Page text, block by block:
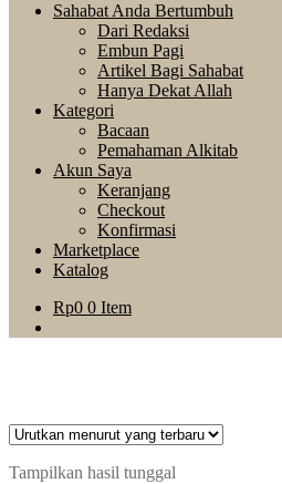
Sahabat Anda Bertumbuh
Dari Redaksi
Embun Pagi
Artikel Bagi Sahabat
Hanya Dekat Allah
Kategori
Bacaan
Pemahaman Alkitab
Akun Saya
Keranjang
Checkout
Konfirmasi
Marketplace
Katalog
Rp0 0 Item
Tampilkan hasil tunggal